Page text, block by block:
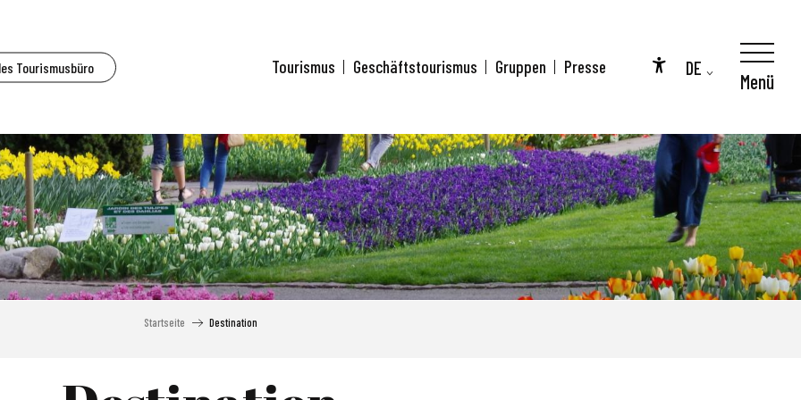
Tourismusbüro
Accessibilité
DE
Tourismus Geschäftstourismus Gruppen Presse
Menü
Startseite Destination